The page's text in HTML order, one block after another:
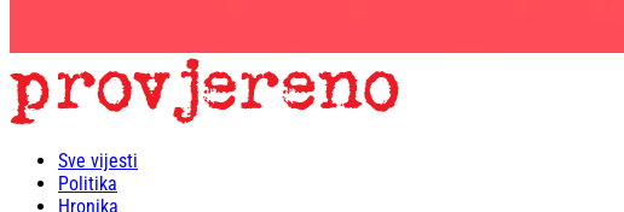
Sve vijesti
Politika
Hronika